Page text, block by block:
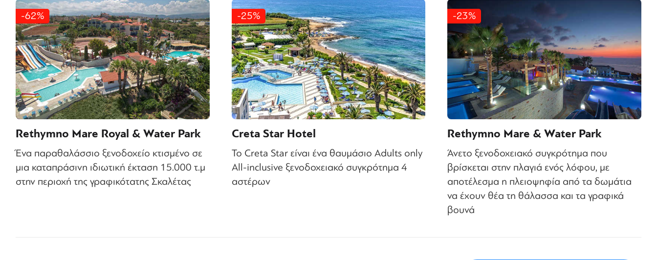
-62%
Rethymno Mare Royal & Water Park
Ένα παραθαλάσσιο ξενοδοχείο κτισμένο σε
μια καταπράσινη ιδιωτική έκταση 15.000 τ.μ
στην περιοχή της γραφικότατης Σκαλέτας
-25%
Creta Star Hotel
To Creta Star είναι ένα θαυμάσιο Adults only
All-inclusive ξενοδοχειακό συγκρότημα 4
αστέρων
-23%
Rethymno Mare & Water Park
Άνετο ξενοδοχειακό συγκρότημα που
βρίσκεται στην πλαγιά ενός λόφου, με
αποτέλεσμα η πλειοψηφία από τα δωμάτια
να έχουν θέα τη θάλασσα και τα γραφικά
βουνά